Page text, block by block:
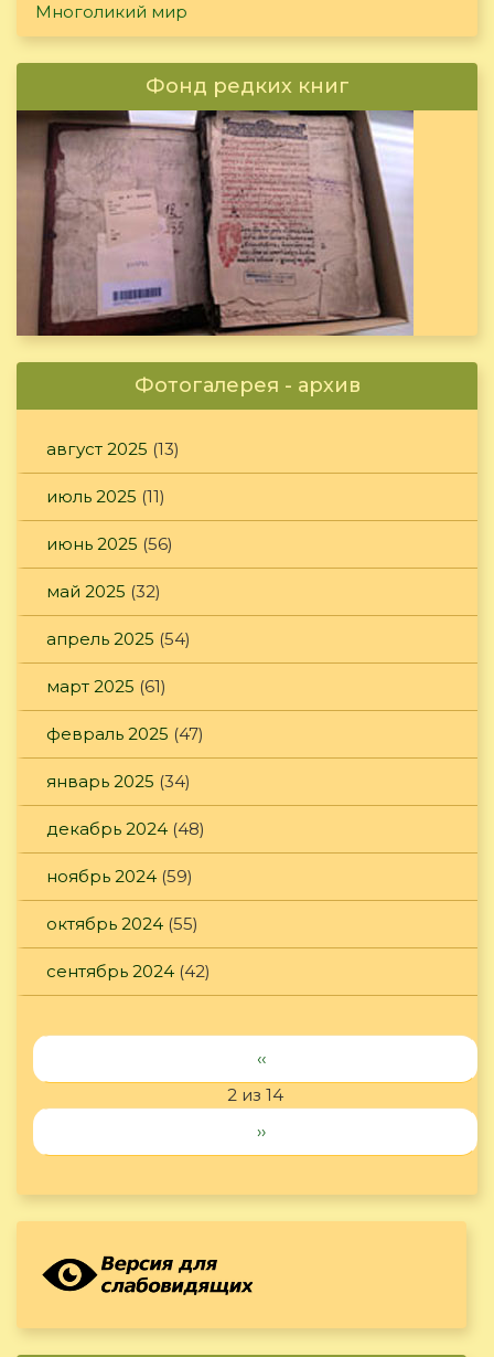
Многоликий мир
Фонд редких книг
Фотогалерея - архив
август 2025 (13)
июль 2025 (11)
июнь 2025 (56)
май 2025 (32)
апрель 2025 (54)
март 2025 (61)
февраль 2025 (47)
январь 2025 (34)
декабрь 2024 (48)
ноябрь 2024 (59)
октябрь 2024 (55)
сентябрь 2024 (42)
‹‹
2 из 14
››